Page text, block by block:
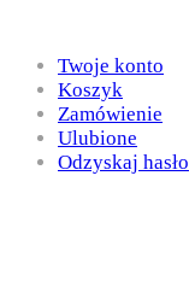
for
God
Design
Twoje konto
Koszyk
Zamówienie
Ulubione
Odzyskaj hasło